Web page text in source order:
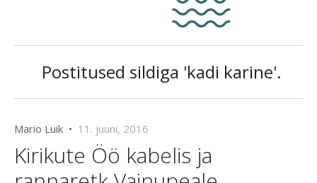
Postitused sildiga 'kadi karine'.
Mario Luik • 11. juuni, 2016
Kirikute Öö kabelis ja